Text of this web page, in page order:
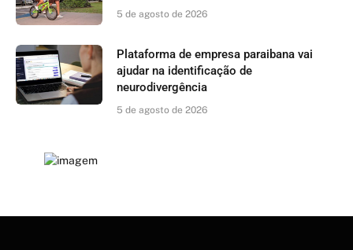
5 de agosto de 2026
Plataforma de empresa paraibana vai
ajudar na identificação de
neurodivergência
5 de agosto de 2026